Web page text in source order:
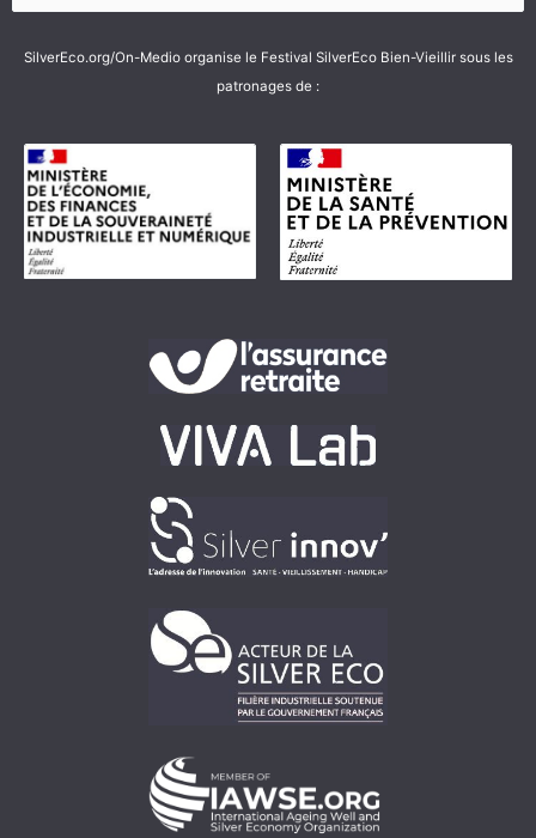
SilverEco.org/On-Medio organise le Festival SilverEco Bien-Vieillir sous les
patronages de :